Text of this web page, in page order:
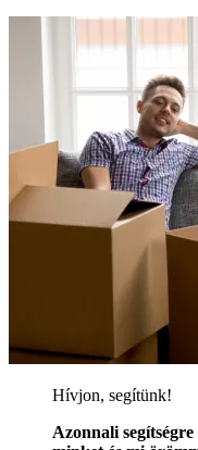
Hívjon, segítünk!
Azonnali